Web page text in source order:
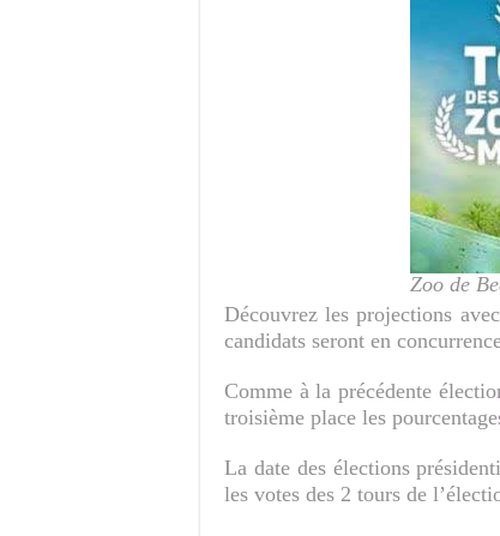
Zoo de
Découvrez les projections
candidats seront en
Comme à la précédente
troisième place les
La date des élections
les votes des 2 tours de